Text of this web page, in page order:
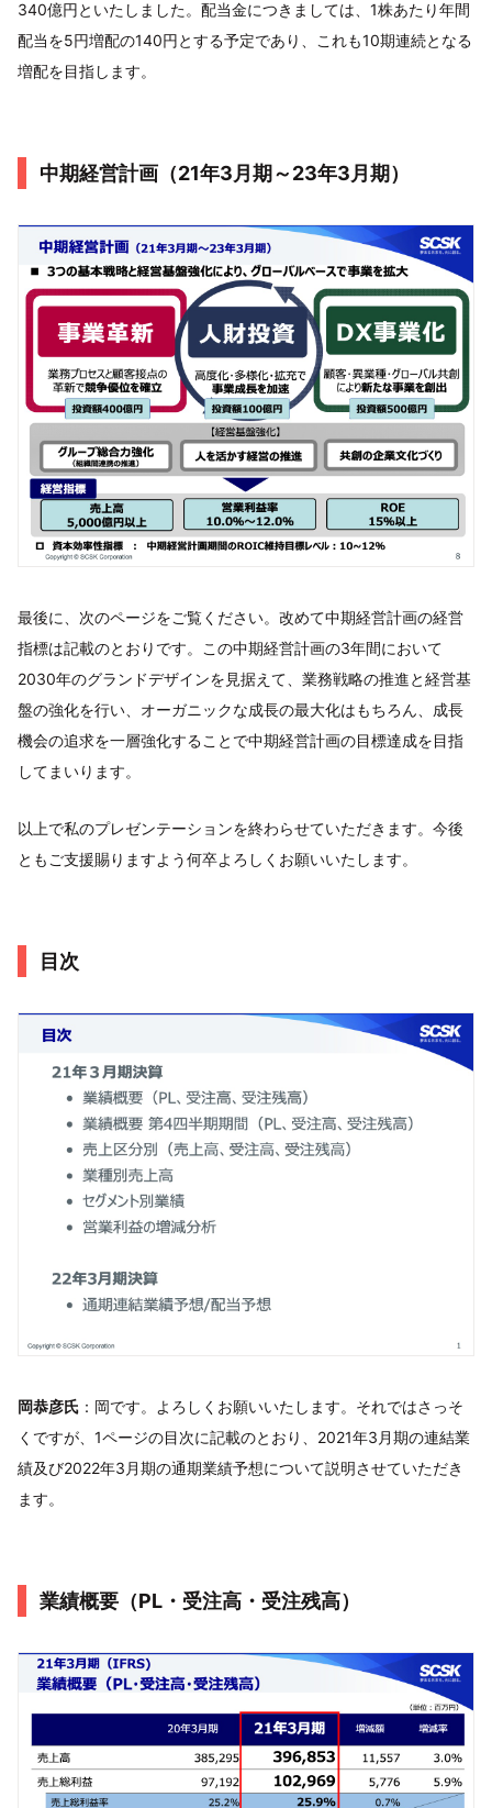
340億円といたしました。配当金につきましては、1株あたり年間
配当を5円増配の140円とする予定であり、これも10期連続となる
増配を目指します。
中期経営計画（21年3月期～23年3月期）
最後に、次のページをご覧ください。改めて中期経営計画の経営
指標は記載のとおりです。この中期経営計画の3年間において
2030年のグランドデザインを見据えて、業務戦略の推進と経営基
盤の強化を行い、オーガニックな成長の最大化はもちろん、成長
機会の追求を一層強化することで中期経営計画の目標達成を目指
してまいります。
以上で私のプレゼンテーションを終わらせていただきます。今後
ともご支援賜りますよう何卒よろしくお願いいたします。
目次
岡恭彦氏 ：岡です。よろしくお願いいたします。それではさっそ
くですが、1ページの目次に記載のとおり、2021年3月期の連結業
績及び2022年3月期の通期業績予想について説明させていただき
ます。
業績概要（PL・受注高・受注残高）